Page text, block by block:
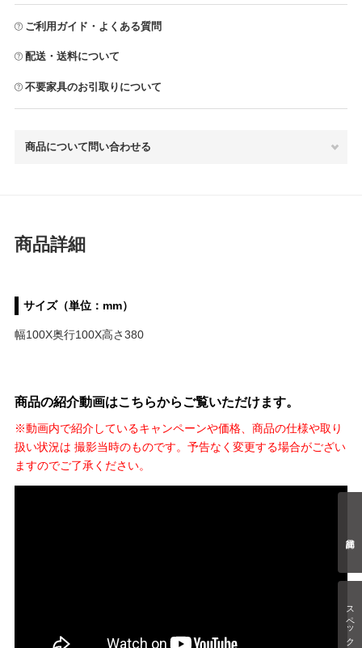
スペック情報
ご利用ガイド・よくある質問
配送・送料について
不要家具のお引取りについて
商品について問い合わせる
商品詳細
サイズ（単位：mm）
幅100X奥行100X高さ380
商品の紹介動画はこちらからご覧いただけます。
※動画内で紹介しているキャンペーンや価格、商品の仕様や取り
扱い状況は 撮影当時のものです。予告なく変更する場合がござい
ますのでご了承ください。